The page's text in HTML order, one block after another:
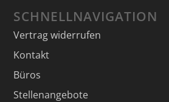
SCHNELLNAVIGATION
Vertrag widerrufen
Kontakt
Büros
Stellenangebote